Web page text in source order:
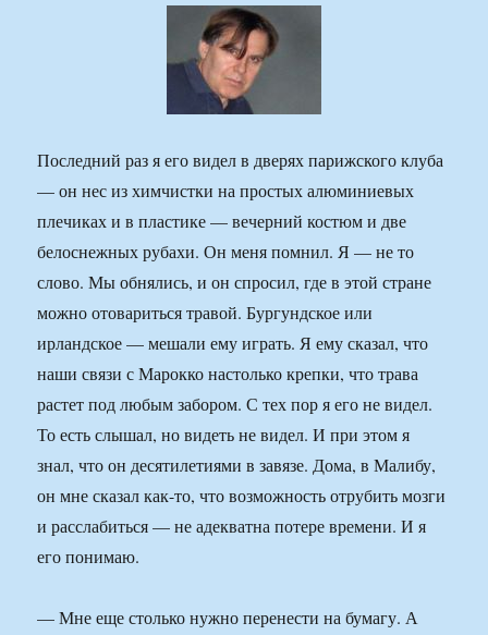
Последний раз я его видел в дверях парижского клуба
— он нес из химчистки на простых алюминиевых
плечиках и в пластике — вечерний костюм и две
белоснежных рубахи. Он меня помнил. Я — не то
слово. Мы обнялись, и он спросил, где в этой стране
можно отовариться травой. Бургундское или
ирландское — мешали ему играть. Я ему сказал, что
наши связи с Марокко настолько крепки, что трава
растет под любым забором. С тех пор я его не видел.
То есть слышал, но видеть не видел. И при этом я
знал, что он десятилетиями в завязе. Дома, в Малибу,
он мне сказал как-то, что возможность отрубить мозги
и расслабиться — не адекватна потере времени. И я
его понимаю.
— Мне еще столько нужно перенести на бумагу. А